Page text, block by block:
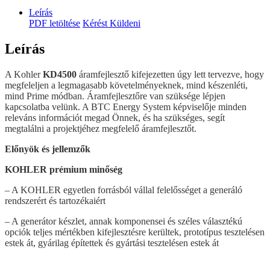
Leírás
PDF letöltése Kérést Küldeni
Leírás
A KohlerKD4500 áramfejlesztő kifejezetten úgy lett tervezve, hogy
megfeleljen a legmagasabb követelményeknek, mind készenléti,
mind Prime módban. Áramfejlesztőre van szüksége lépjen
kapcsolatba velünk. A BTC Energy System képviselője minden
releváns információt megad Önnek, és ha szükséges, segít
megtalálni a projektjéhez megfelelő áramfejlesztőt.
Előnyök és jellemzők
KOHLER prémium minőség
– A KOHLER egyetlen forrásból vállal felelősséget a generáló
rendszerért és tartozékaiért
– A generátor készlet, annak komponensei és széles választékú
opciók teljes mértékben kifejlesztésre kerültek, prototípus tesztelésen
estek át, gyárilag építettek és gyártási tesztelésen estek át